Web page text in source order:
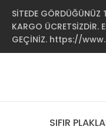
SİTEDE GÖRDÜĞÜNÜZ
KARGO ÜCRETSİZDİR.
GEÇİNİZ. https://
SIFIR